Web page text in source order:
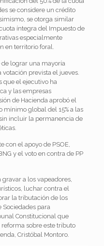
se considere un crédito
se otorga similar
íntegra del Impuesto de
especialmente
en territorio foral.
lograr una mayoría
prevista el jueves.
que el ejecutivo ha
y las empresas
de Hacienda aprobó el
global del 15% a las
incluir la permanencia de
con el apoyo de PSOE,
y el voto en contra de PP
a los vapeadores,
luchar contra el
la tributación de los
para
Constitucional que
sobre este tributo
Cristóbal Montoro.